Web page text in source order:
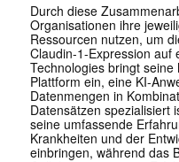
Durch diese
Organisationen ihre
Ressourcen nutzen, um
Claudin-1-Expression auf
Technologies bringt
Plattform ein, eine KI-
Datenmengen in
Datensätzen spezialisiert
seine umfassende
Krankheiten und der
einbringen, während das